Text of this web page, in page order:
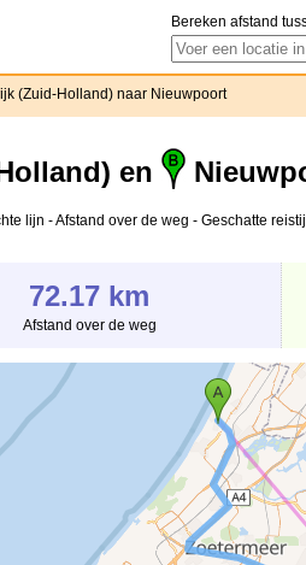
Bereken afstand
(Zuid-Holland) naar Nieuwpoort
en
lijn - Afstand over de weg - Geschatte
72.17 km
Afstand over de weg